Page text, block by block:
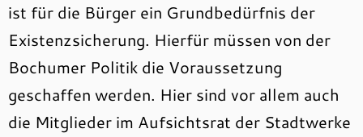
ist für die Bürger ein Grundbedürfnis der
Existenzsicherung. Hierfür müssen von der
Bochumer Politik die Voraussetzung
geschaffen werden. Hier sind vor allem auch
die Mitglieder im Aufsichtsrat der Stadtwerke